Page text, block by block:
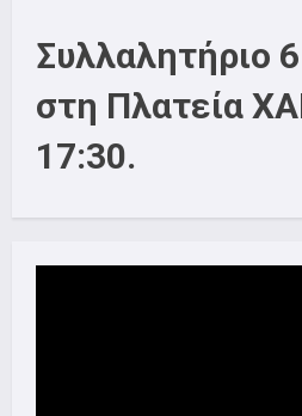
Συλλαλητήριο
στη Πλατεία
17:30.